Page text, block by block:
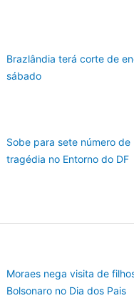
Brazlândia terá corte de
sábado
Sobe para sete número de
tragédia no Entorno do DF
Moraes nega visita de
Bolsonaro no Dia dos Pais